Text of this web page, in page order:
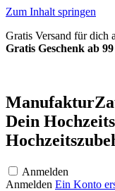
Zum Inhalt springen
Gratis Versand für dich
Gratis Geschenk ab
Dein
Anmelden
Anmelden Ein Konto